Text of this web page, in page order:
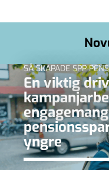
SÅ SKAPADE SPP
En viktig
yngre